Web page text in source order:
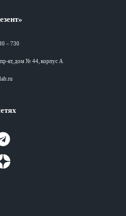
– 730
пр-кт, дом № 44, корпус А